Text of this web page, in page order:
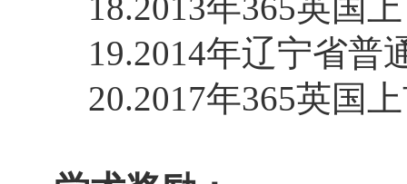
19.2014年辽宁省普
20.2017年365英国